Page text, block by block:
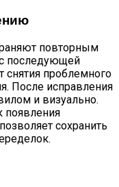
повторным
последующей
проблемного
После исправления
и визуально.
появления
сохранить